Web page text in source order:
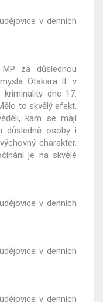
v denních
za důslednou
Otakara II. v
dne 17.
to skvělý efekt.
kam se mají
důsledně osoby i
charakter.
je na skvělé
v denních
v denních
v denních